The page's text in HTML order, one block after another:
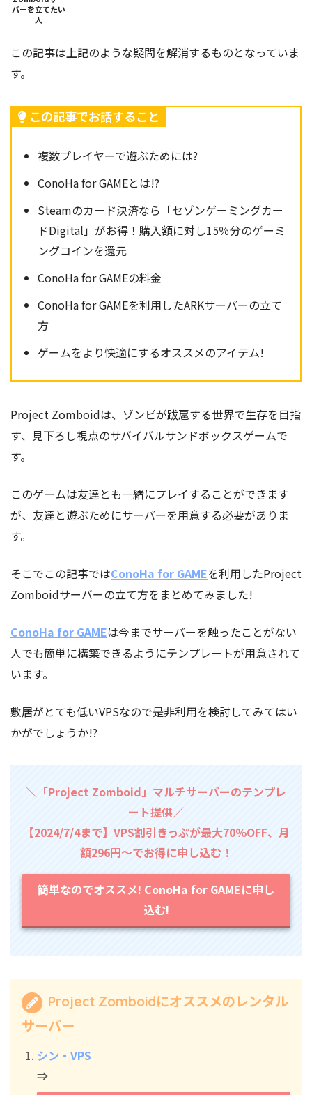
バーを立てたい
人
この記事は上記のような疑問を解消するものとなっていま
す。
この記事でお話すること
複数プレイヤーで遊ぶためには?
ConoHa for GAMEとは!?
Steamのカード決済なら「セゾンゲーミングカー
ドDigital」がお得！購入額に対し15％分のゲーミ
ングコインを還元
ConoHa for GAMEの料金
ConoHa for GAMEを利用したARKサーバーの立て
方
ゲームをより快適にするオススメのアイテム!
Project Zomboidは、ゾンビが跋扈する世界で生存を目指
す、見下ろし視点のサバイバルサンドボックスゲームで
す。
このゲームは友達とも一緒にプレイすることができます
が、友達と遊ぶためにサーバーを用意する必要がありま
す。
そこでこの記事ではConoHa for GAMEを利用したProject
Zomboidサーバーの立て方をまとめてみました!
ConoHa for GAMEは今までサーバーを触ったことがない
人でも簡単に構築できるようにテンプレートが用意されて
います。
敷居がとても低いVPSなので是非利用を検討してみてはい
かがでしょうか!?
＼「Project Zomboid」マルチサーバーのテンプレ
ート提供／
【2024/7/4まで】VPS割引きっぷが最大70%OFF、月
額296円～でお得に申し込む！
簡単なのでオススメ! ConoHa for GAMEに申し
込む!
Project Zomboidにオススメのレンタル
サーバー
シン・VPS
⇒